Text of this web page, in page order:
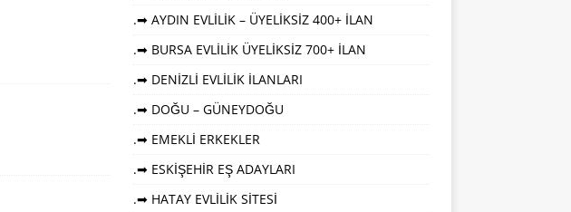
.➡ AYDIN EVLİLİK – ÜYELİKSİZ 400+ İLAN
.➡ BURSA EVLİLİK ÜYELİKSİZ 700+ İLAN
.➡ DENİZLİ EVLİLİK İLANLARI
.➡ DOĞU – GÜNEYDOĞU
.➡ EMEKLİ ERKEKLER
.➡ ESKİŞEHİR EŞ ADAYLARI
.➡ HATAY EVLİLİK SİTESİ